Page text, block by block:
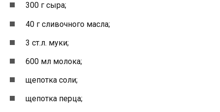
300 г сыра;
40 г сливочного масла;
3 ст.л. муки;
600 мл молока;
щепотка соли;
щепотка перца;